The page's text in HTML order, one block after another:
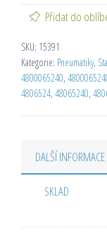
Přidat do
SKU: 15391
Kategorie: Pneumatiky,
4800065240,
4806524, 48065240,
DALŠÍ INFORMACE
SKLAD